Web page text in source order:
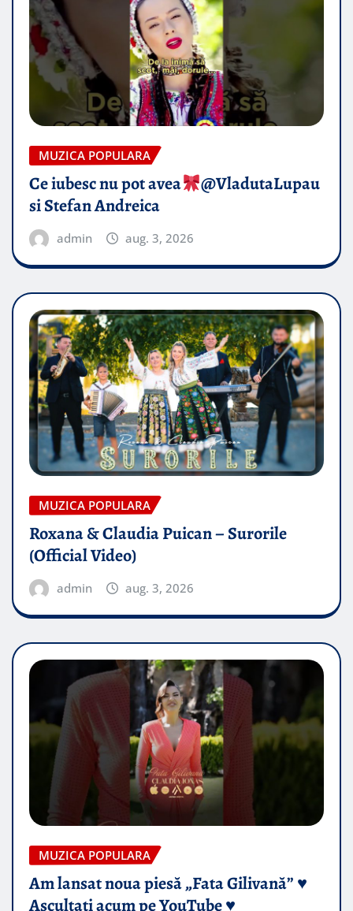
MUZICA POPULARA
Ce iubesc nu pot avea
​@VladutaLupau
si Stefan Andreica
admin aug. 3, 2026
MUZICA POPULARA
Roxana & Claudia Puican – Surorile
(Official Video)
admin aug. 3, 2026
MUZICA POPULARA
Am lansat noua piesă „Fata Gilivană” ♥️
Ascultați acum pe YouTube ♥️